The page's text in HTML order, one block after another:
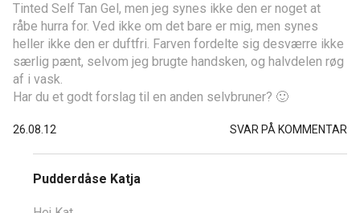
Tinted Self Tan Gel, men jeg synes ikke den er noget at
råbe hurra for. Ved ikke om det bare er mig, men synes
heller ikke den er duftfri. Farven fordelte sig desværre ikke
særlig pænt, selvom jeg brugte handsken, og halvdelen røg
af i vask.
Har du et godt forslag til en anden selvbruner? 🙂
26.08.12 SVAR PÅ KOMMENTAR
Pudderdåse Katja